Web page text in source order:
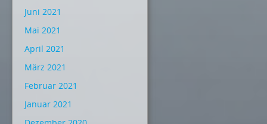
Juni 2021
Mai 2021
April 2021
März 2021
Februar 2021
Januar 2021